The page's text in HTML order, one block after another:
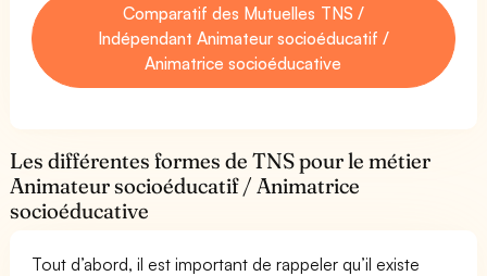
Comparatif des Mutuelles TNS /
Indépendant Animateur socioéducatif /
Animatrice socioéducative
Les différentes formes de TNS pour le métier
Animateur socioéducatif / Animatrice
socioéducative
Tout d’abord, il est important de rappeler qu’il existe